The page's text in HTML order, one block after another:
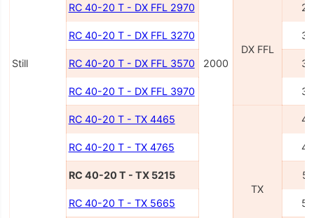
Still 2000
RC 40-20 T - DX FFL 2970
DX FFL
RC 40-20 T - DX FFL 3270
RC 40-20 T - DX FFL 3570
RC 40-20 T - DX FFL 3970
RC 40-20 T - TX 4465
TX
RC 40-20 T - TX 4765
RC 40-20 T - TX 5215
RC 40-20 T - TX 5665